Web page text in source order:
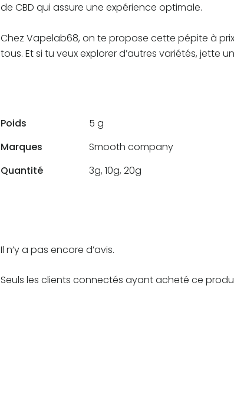
de CBD qui assure une expérience optimale.
Chez Vapelab68, on te propose cette pépite à
tous. Et si tu veux explorer d’autres variétés, jette
Poids
5 g
Marques
Smooth company
Quantité
3g, 10g, 20g
Il n’y a pas encore d’avis.
Seuls les clients connectés ayant acheté ce